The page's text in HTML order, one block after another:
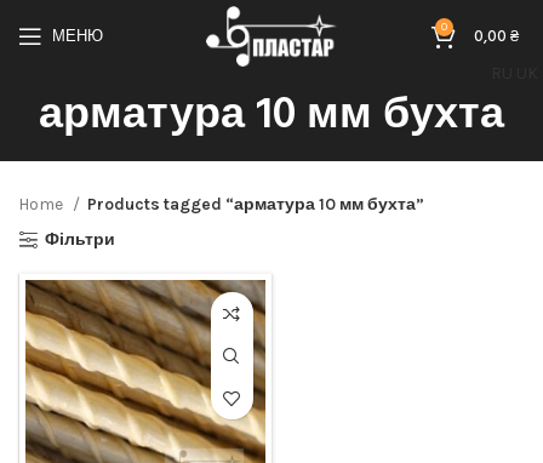
МЕНЮ 0 0,00₴
арматура 10 мм бухта
Home
Products tagged “арматура 10 мм бухта”
Фільтри